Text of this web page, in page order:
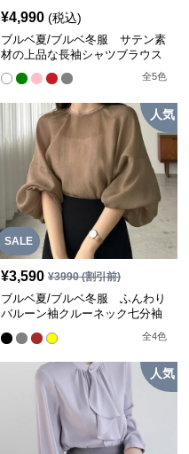
¥4,990 (税込)
ブルベ夏/ブルベ冬服 サテン素
材の上品な長袖シャツブラウス
全5色
SALE
人気
¥3,590 ¥3990(割引前)
ブルベ夏/ブルベ冬服 ふんわり
バルーン袖クルーネック七分袖
全4色
人気